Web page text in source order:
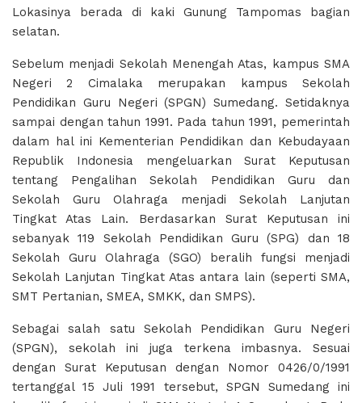
Lokasinya berada di kaki Gunung Tampomas bagian
selatan.
Sebelum menjadi Sekolah Menengah Atas, kampus SMA
Negeri 2 Cimalaka merupakan kampus Sekolah
Pendidikan Guru Negeri (SPGN) Sumedang. Setidaknya
sampai dengan tahun 1991. Pada tahun 1991, pemerintah
dalam hal ini Kementerian Pendidikan dan Kebudayaan
Republik Indonesia mengeluarkan Surat Keputusan
tentang Pengalihan Sekolah Pendidikan Guru dan
Sekolah Guru Olahraga menjadi Sekolah Lanjutan
Tingkat Atas Lain. Berdasarkan Surat Keputusan ini
sebanyak 119 Sekolah Pendidikan Guru (SPG) dan 18
Sekolah Guru Olahraga (SGO) beralih fungsi menjadi
Sekolah Lanjutan Tingkat Atas antara lain (seperti SMA,
SMT Pertanian, SMEA, SMKK, dan SMPS).
Sebagai salah satu Sekolah Pendidikan Guru Negeri
(SPGN), sekolah ini juga terkena imbasnya. Sesuai
dengan Surat Keputusan dengan Nomor 0426/0/1991
tertanggal 15 Juli 1991 tersebut, SPGN Sumedang ini